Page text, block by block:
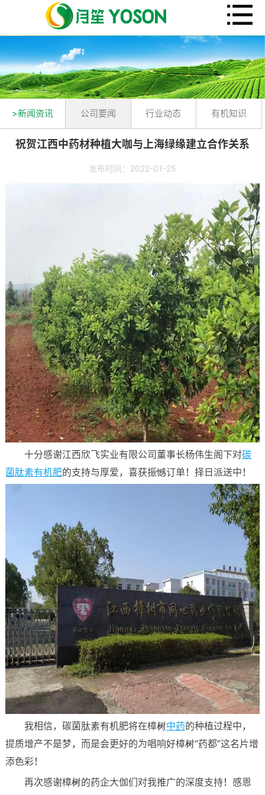
>新闻资讯 公司要闻 行业动态 有机知识
祝贺江西中药材种植大咖与上海绿缘建立合作关系
发布时间：2022-01-25
十分感谢江西欣飞实业有限公司董事长杨伟生阁下对碳
菌肽素有机肥的支持与厚爱，喜获振憾订单！择日派送中！
我相信，碳菌肽素有机肥将在樟树中药的种植过程中，
提质增产不是梦，而是会更好的为唱响好樟树“药都”这名片增
添色彩！
再次感谢樟树的药企大伽们对我推广的深度支持！感恩